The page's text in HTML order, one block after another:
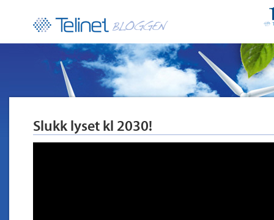
Slukk lyset kl 2030!